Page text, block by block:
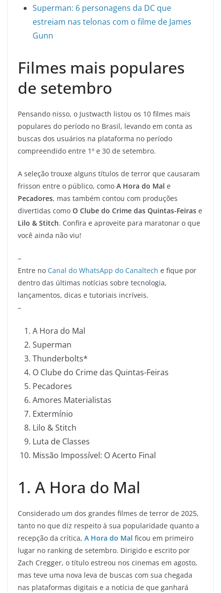
Superman: 6 personagens da DC que
estreiam nas telonas com o filme de James
Gunn
Filmes mais populares
de setembro
Pensando nisso, o Justwacth listou os 10 filmes mais
populares do período no Brasil, levando em conta as
buscas dos usuários na plataforma no período
compreendido entre 1º e 30 de setembro.
A seleção trouxe alguns títulos de terror que causaram
frisson entre o público, como A Hora do Mal e
Pecadores, mas também contou com produções
divertidas como O Clube do Crime das Quintas-Feiras e
Lilo & Stitch. Confira e aproveite para maratonar o que
você ainda não viu!
–
Entre no Canal do WhatsApp do Canaltech e fique por
dentro das últimas notícias sobre tecnologia,
lançamentos, dicas e tutoriais incríveis.
–
A Hora do Mal
Superman
Thunderbolts*
O Clube do Crime das Quintas-Feiras
Pecadores
Amores Materialistas
Extermínio
Lilo & Stitch
Luta de Classes
Missão Impossível: O Acerto Final
1. A Hora do Mal
Considerado um dos grandes filmes de terror de 2025,
tanto no que diz respeito à sua popularidade quanto a
recepção da crítica, A Hora do Mal ficou em primeiro
lugar no ranking de setembro. Dirigido e escrito por
Zach Cregger, o título estreou nos cinemas em agosto,
mas teve uma nova leva de buscas com sua chegada
nas plataformas digitais e a notícia de que ganhará